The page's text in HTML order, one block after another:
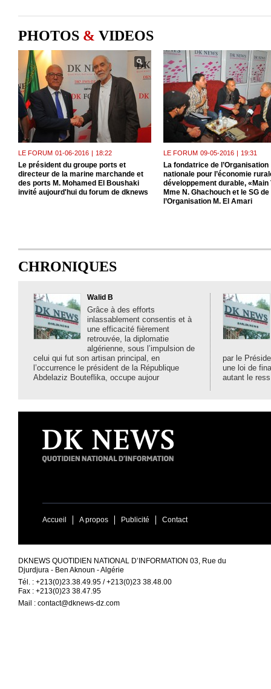
PHOTOS & VIDEOS
LE FORUM 01-06-2016 | 18:22
Le président du groupe ports et
directeur de la marine marchande et
des ports M. Mohamed El Boushaki
invité aujourd'hui du forum de dknews
LE FORUM 09-05-2016 | 19:31
La fondatrice de l’Organisation
nationale pour l’économie
développement durable, «Main
Mme N. Ghachouch et le SG de
l’Organisation M. El Amari
CHRONIQUES
Walid B
Grâce à des efforts
inlassablement consentis et à
une efficacité fièrement
retrouvée, la diplomatie
algérienne, sous l’impulsion de
celui qui fut son artisan principal, en
l’occurrence le président de la République
Abdelaziz Bouteflika, occupe aujour
par le
une loi de
autant le ress
Accueil A propos Publicité Contact
DKNEWS QUOTIDIEN NATIONAL D’INFORMATION 03, Rue du
Djurdjura - Ben Aknoun - Algérie
Tél. : +213(0)23.38.49.95 / +213(0)23 38.48.00
Fax : +213(0)23 38.47.95
Mail : contact@dknews-dz.com